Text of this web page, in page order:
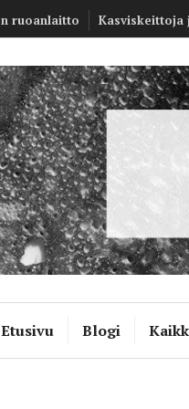
ruoanlaitto Kasviskeittoja
Etusivu Blogi